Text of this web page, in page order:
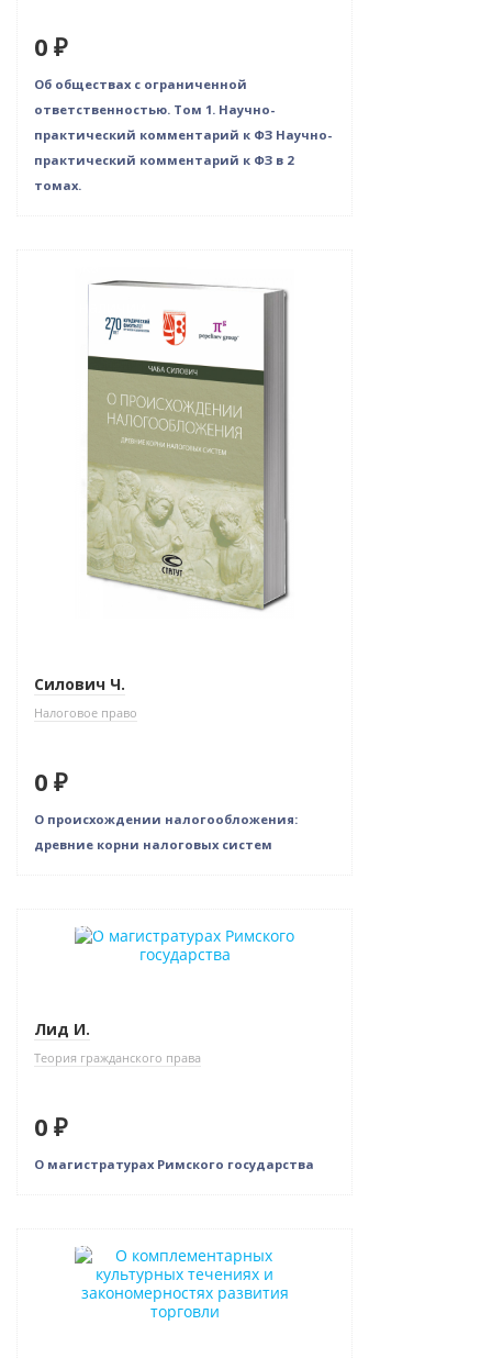
0 ₽
Об обществах с ограниченной
ответственностью. Том 1. Научно-
практический комментарий к ФЗ Научно-
практический комментарий к ФЗ в 2
томах.
Силович Ч.
Налоговое право
0 ₽
О происхождении налогообложения:
древние корни налоговых систем
Новинка
Нет в наличии
Лид И.
Теория гражданского права
0 ₽
О магистратурах Римского государства
Новинка